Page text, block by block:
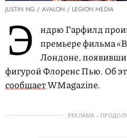
JUSTIN NG / AVALON / LEGION MEDIA
Э
ндрю Гарфилд
премьере фильма
Лондоне,
фигурой Флоренс Пью. Об
сообщаетWMagazine.
РЕКЛАМА –